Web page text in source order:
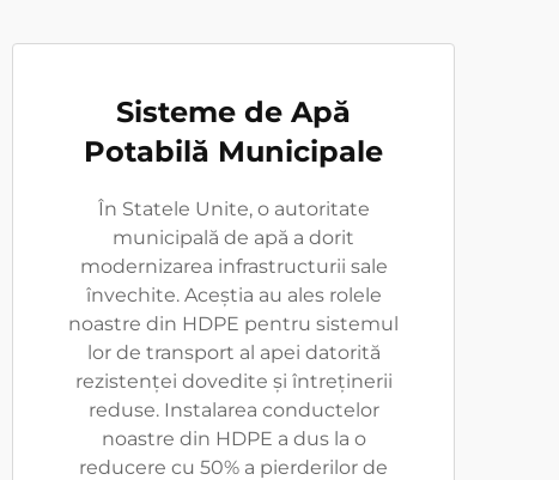
Sisteme de Apă
Potabilă Municipale
În Statele Unite, o autoritate
municipală de apă a dorit
modernizarea infrastructurii sale
învechite. Aceștia au ales rolele
noastre din HDPE pentru sistemul
lor de transport al apei datorită
rezistenței dovedite și întreținerii
reduse. Instalarea conductelor
noastre din HDPE a dus la o
reducere cu 50% a pierderilor de